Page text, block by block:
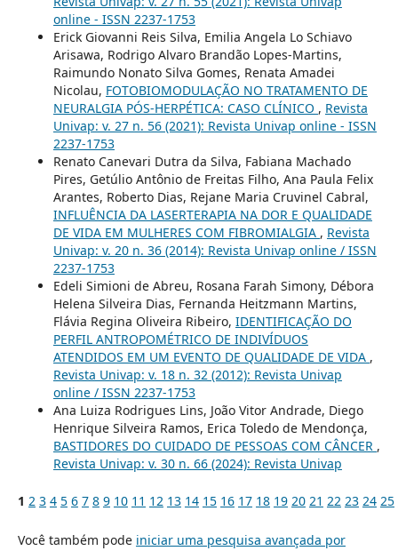
online - ISSN 2237-1753
Erick Giovanni Reis Silva, Emilia Angela Lo Schiavo
Arisawa, Rodrigo Alvaro Brandão Lopes-Martins,
Raimundo Nonato Silva Gomes, Renata Amadei
Nicolau, FOTOBIOMODULAÇÃO NO TRATAMENTO DE
NEURALGIA PÓS-HERPÉTICA: CASO CLÍNICO , Revista
Univap: v. 27 n. 56 (2021): Revista Univap online - ISSN
2237-1753
Renato Canevari Dutra da Silva, Fabiana Machado
Pires, Getúlio Antônio de Freitas Filho, Ana Paula Felix
Arantes, Roberto Dias, Rejane Maria Cruvinel Cabral,
INFLUÊNCIA DA LASERTERAPIA NA DOR E QUALIDADE
DE VIDA EM MULHERES COM FIBROMIALGIA , Revista
Univap: v. 20 n. 36 (2014): Revista Univap online / ISSN
2237-1753
Edeli Simioni de Abreu, Rosana Farah Simony, Débora
Helena Silveira Dias, Fernanda Heitzmann Martins,
Flávia Regina Oliveira Ribeiro, IDENTIFICAÇÃO DO
PERFIL ANTROPOMÉTRICO DE INDIVÍDUOS
ATENDIDOS EM UM EVENTO DE QUALIDADE DE VIDA ,
Revista Univap: v. 18 n. 32 (2012): Revista Univap
online / ISSN 2237-1753
Ana Luiza Rodrigues Lins, João Vitor Andrade, Diego
Henrique Silveira Ramos, Erica Toledo de Mendonça,
BASTIDORES DO CUIDADO DE PESSOAS COM CÂNCER ,
Revista Univap: v. 30 n. 66 (2024): Revista Univap
1 2 3 4 5 6 7 8 9 10 11 12 13 14 15 16 17 18 19 20 21 22 23 24 25
Você também pode iniciar uma pesquisa avançada por